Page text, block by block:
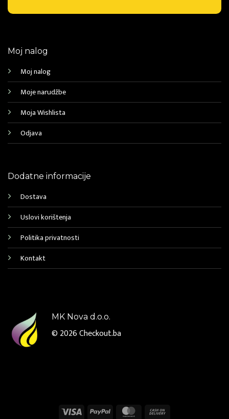
Moj nalog
Moj nalog
Moje narudžbe
Moja Wishlista
Odjava
Dodatne informacije
Dostava
Uslovi korištenja
Politika privatnosti
Kontakt
MK Nova d.o.o.
© 2026Checkout.ba